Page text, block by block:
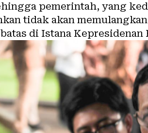
pemerintah, yang
tidak akan
di Istana Kepresidenan